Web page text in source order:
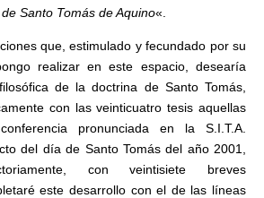
Santo Tomás de Aquino«.
que, estimulado y fecundado por su
realizar en este espacio, desearía
de la doctrina de Santo Tomás,
con las veinticuatro tesis aquellas
pronunciada en la S.I.T.A.
del día de Santo Tomás del año 2001,
con veintisiete breves
este desarrollo con el de las líneas